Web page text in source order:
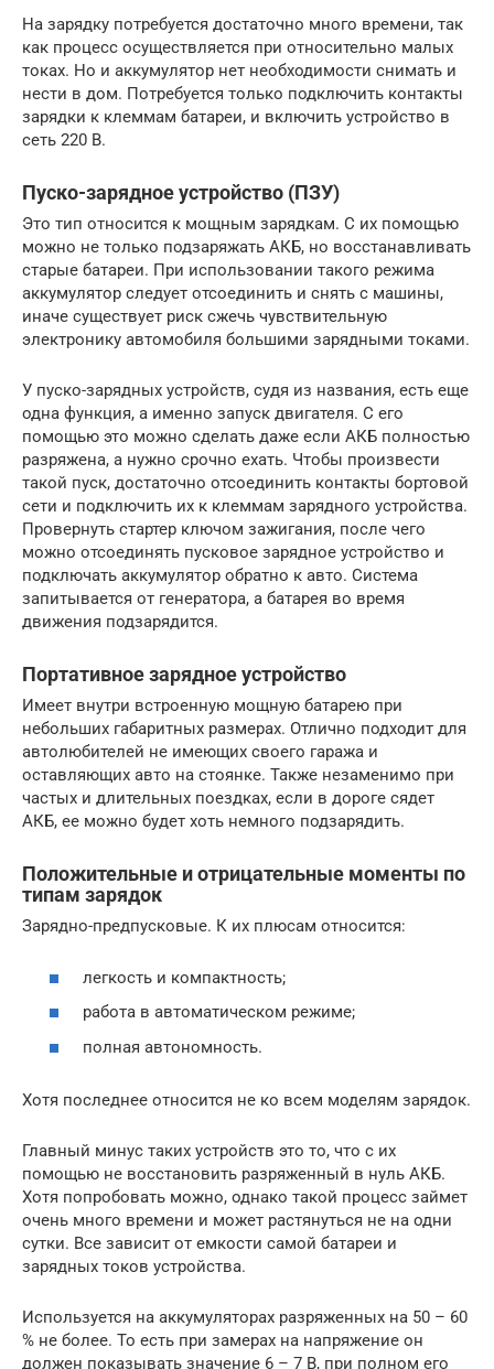
На зарядку потребуется достаточно много времени, так
как процесс осуществляется при относительно малых
токах. Но и аккумулятор нет необходимости снимать и
нести в дом. Потребуется только подключить контакты
зарядки к клеммам батареи, и включить устройство в
сеть 220 В.
Пуско-зарядное устройство (ПЗУ)
Это тип относится к мощным зарядкам. С их помощью
можно не только подзаряжать АКБ, но восстанавливать
старые батареи. При использовании такого режима
аккумулятор следует отсоединить и снять с машины,
иначе существует риск сжечь чувствительную
электронику автомобиля большими зарядными токами.
У пуско-зарядных устройств, судя из названия, есть еще
одна функция, а именно запуск двигателя. С его
помощью это можно сделать даже если АКБ полностью
разряжена, а нужно срочно ехать. Чтобы произвести
такой пуск, достаточно отсоединить контакты бортовой
сети и подключить их к клеммам зарядного устройства.
Провернуть стартер ключом зажигания, после чего
можно отсоединять пусковое зарядное устройство и
подключать аккумулятор обратно к авто. Система
запитывается от генератора, а батарея во время
движения подзарядится.
Портативное зарядное устройство
Имеет внутри встроенную мощную батарею при
небольших габаритных размерах. Отлично подходит для
автолюбителей не имеющих своего гаража и
оставляющих авто на стоянке. Также незаменимо при
частых и длительных поездках, если в дороге сядет
АКБ, ее можно будет хоть немного подзарядить.
Положительные и отрицательные моменты по
типам зарядок
Зарядно-предпусковые. К их плюсам относится:
легкость и компактность;
работа в автоматическом режиме;
полная автономность.
Хотя последнее относится не ко всем моделям зарядок.
Главный минус таких устройств это то, что с их
помощью не восстановить разряженный в нуль АКБ.
Хотя попробовать можно, однако такой процесс займет
очень много времени и может растянуться не на одни
сутки. Все зависит от емкости самой батареи и
зарядных токов устройства.
Используется на аккумуляторах разряженных на 50 – 60
% не более. То есть при замерах на напряжение он
должен показывать значение 6 – 7 В, при полном его